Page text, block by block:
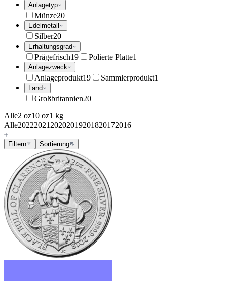
Anlagetyp
Münze20
Edelmetall
Silber20
Erhaltungsgrad
Prägefrisch19 Polierte Platte1
Anlagezweck
Anlageprodukt19 Sammlerprodukt1
Land
Großbritannien20
Alle2 oz10 oz1 kg
Alle20222021 20202019201820172016
Filtern Sortierung